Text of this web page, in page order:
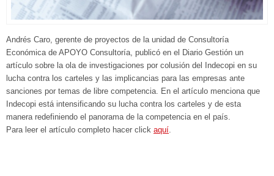
Andrés Caro, gerente de proyectos de la unidad de Consultoría
Económica de APOYO Consultoría, publicó en el Diario Gestión un
artículo sobre la ola de investigaciones por colusión del Indecopi en su
lucha contra los carteles y las implicancias para las empresas ante
sanciones por temas de libre competencia. En el artículo menciona que
Indecopi está intensificando su lucha contra los carteles y de esta
manera redefiniendo el panorama de la competencia en el país.
Para leer el artículo completo hacer click aquí.